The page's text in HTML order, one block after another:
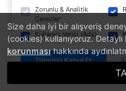
Size daha iyi bir alışveriş
(cookies) kullanıyoruz.
korunmasıhakkında
Zorunlu & Analitik
Çerezler
Kullanıcı Verisi (Ads)
Tümünü Kabul Et